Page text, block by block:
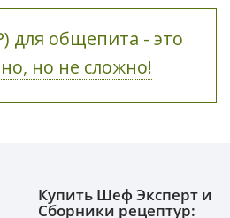
для общепита - это
но не сложно!
Купить Шеф Эксперт и
Сборники рецептур: